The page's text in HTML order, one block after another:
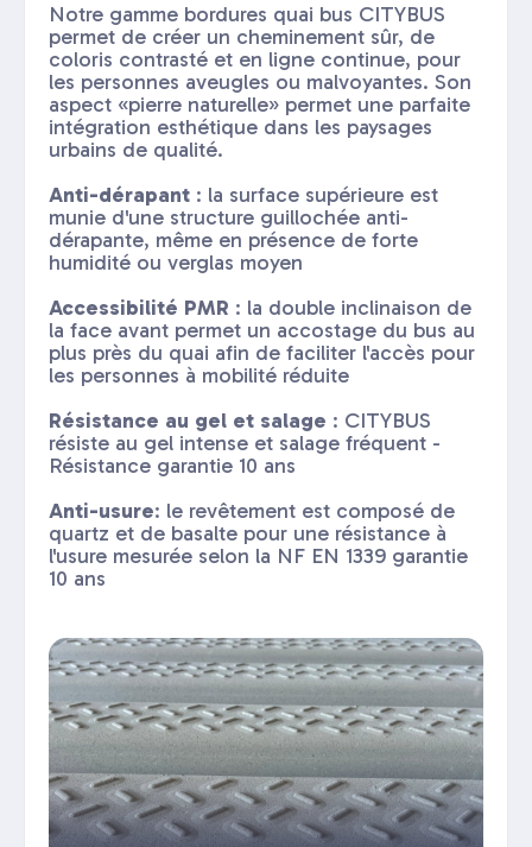
Notre gamme bordures quai bus CITYBUS
permet de créer un cheminement sûr, de
coloris contrasté et en ligne continue, pour
les personnes aveugles ou malvoyantes. Son
aspect «pierre naturelle» permet une parfaite
intégration esthétique dans les paysages
urbains de qualité.
Anti-dérapant : la surface supérieure est
munie d'une structure guillochée anti-
dérapante, même en présence de forte
humidité ou verglas moyen
Accessibilité PMR : la double inclinaison de
la face avant permet un accostage du bus au
plus près du quai afin de faciliter l'accès pour
les personnes à mobilité réduite
Résistance au gel et salage : CITYBUS
résiste au gel intense et salage fréquent -
Résistance garantie 10 ans
Anti-usure: le revêtement est composé de
quartz et de basalte pour une résistance à
l'usure mesurée selon la NF EN 1339 garantie
10 ans